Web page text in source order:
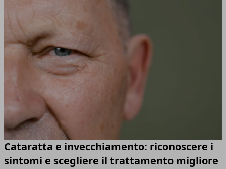
Cataratta e invecchiamento: riconoscere i
sintomi e scegliere il trattamento migliore